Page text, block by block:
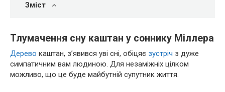
Зміст
Тлумачення сну каштан у соннику Міллера
Дерево каштан, з’явився уві сні, обіцяє зустріч з дуже
симпатичним вам людиною. Для незаміжніх цілком
можливо, що це буде майбутній супутник життя.